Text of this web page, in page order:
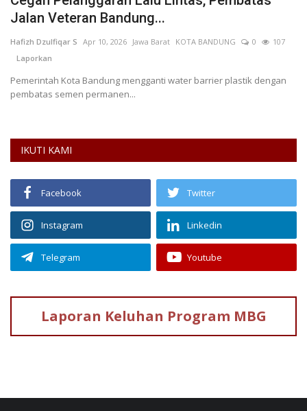
Jalan Veteran Bandung...
Hafizh Dzulfiqar S Apr 10, 2026 Jawa Barat KOTA BANDUNG 0
107
Laporkan
Pemerintah Kota Bandung mengganti water barrier plastik dengan
pembatas semen permanen...
IKUTI KAMI
Facebook Twitter
Instagram Linkedin
Telegram Youtube
Laporan Keluhan Program MBG